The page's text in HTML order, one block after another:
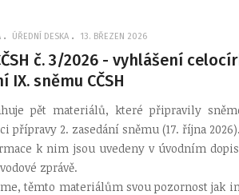
ÚŘEDNÍ DESKA 13. BŘEZEN 2026
č. 3/2026 - vyhlášení
IX. sněmu CČSH
pět materiálů, které připravily
přípravy 2. zasedání sněmu (17. října 2026).
k nim jsou uvedeny v úvodním
zprávě.
těmto materiálům svou pozornost jak